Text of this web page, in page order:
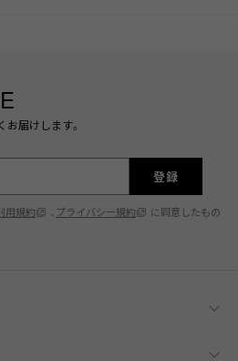
届けします。
登録
用規約 、 プライバシー規約
に同意したもの